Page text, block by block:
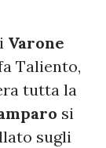
Varone
Taliento,
tutta la
si
sugli